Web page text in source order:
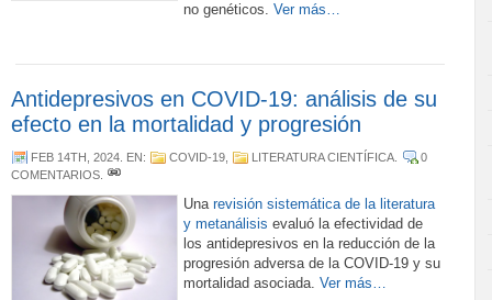
no genéticos. Ver más…
Antidepresivos en COVID-19: análisis de su
efecto en la mortalidad y progresión
FEB 14TH, 2024 . EN: COVID-19 LITERATURA CIENTÍFICA
0
COMENTARIOS
Una revisión sistemática de la literatura
y metanálisis evaluó la efectividad de
los antidepresivos en la reducción de la
progresión adversa de la COVID-19 y su
mortalidad asociada. Ver más…